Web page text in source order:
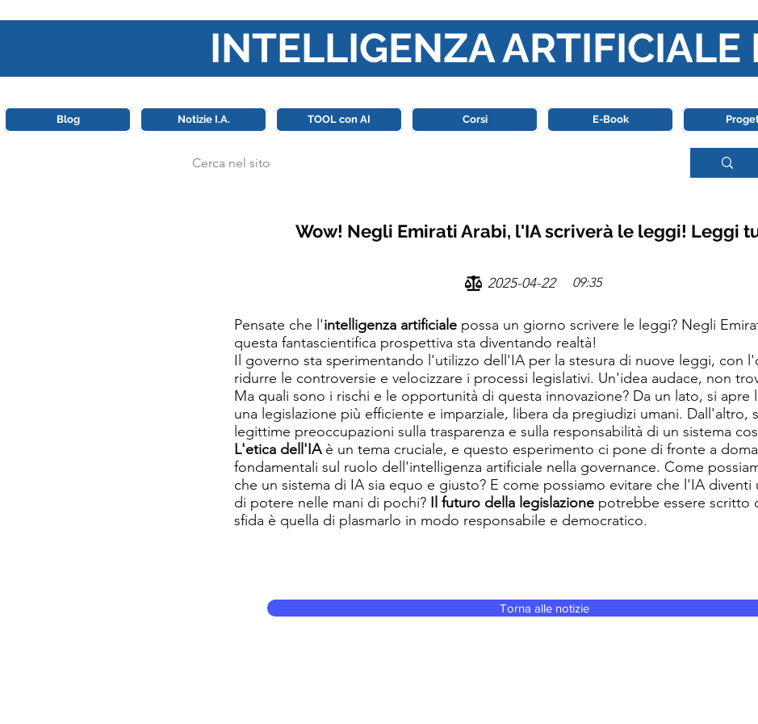
INTELLIGENZA ARTIFICIALE
Blog Notizie I.A. TOOL con AI Corsi E-Book
Wow! Negli Emirati Arabi, l'IA scriverà le leggi! Leggi
2025-04-22 09:35
Pensate che l'intelligenza artificiale possa un giorno scrivere le leggi? Negli
questa fantascientifica prospettiva sta diventando realtà!
Il governo sta sperimentando l'utilizzo dell'IA per la stesura di nuove leggi, con
ridurre le controversie e velocizzare i processi legislativi. Un'idea audace, non
Ma quali sono i rischi e le opportunità di questa innovazione? Da un lato, si apre
una legislazione più efficiente e imparziale, libera da pregiudizi umani. Dall'altro,
legittime preoccupazioni sulla trasparenza e sulla responsabilità di un sistema
L'etica dell'IAè un tema cruciale, e questo esperimento ci pone di fronte a
fondamentali sul ruolo dell'intelligenza artificiale nella governance. Come
che un sistema di IA sia equo e giusto? E come possiamo evitare che l'IA
di potere nelle mani di pochi? Il futuro della legislazione potrebbe essere scritto
sfida è quella di plasmarlo in modo responsabile e democratico.
Torna alle notizie